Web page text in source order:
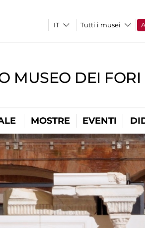
Tutti i musei
MUSEO DEI
MOSTRE EVENTI